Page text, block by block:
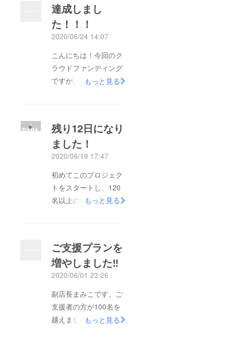
達成しまし
た！！！
2020/06/24 14:07
こんにちは！今回のク
ラウドファンディング
ですが、無事に達成す
とうございます！！！
今週から2ヶ月ぶりに
店内飲食を再開し、想
像以上にお客様に来て
もらえて再開できて本
当によかったなと思い
ました。支援してくだ
しいです・・・（泣）
クラウドファンディン
グは残り7日間。来よ
だ来てもらえてなけれ
ば、この機会にぜ
ひ！！来てくださ
もっと見る
残り12日になり
ました！
2020/06/19 17:47
初めてこのプロジェク
トをスタートし、120
名以上の沢山の方々に
くなって、改めて感謝
を込めて拝見していま
す。本当に有難うござ
います！ご支援いただ
いた方から「友達にプ
レゼントしたい」「親
にプレゼントしたい」
もっと見る
ご支援プランを
増やしました‼︎
2020/06/01 23:26
副店長まみこです。ご
支援者の方が100名を
越えました！沢山の方
もっと見る